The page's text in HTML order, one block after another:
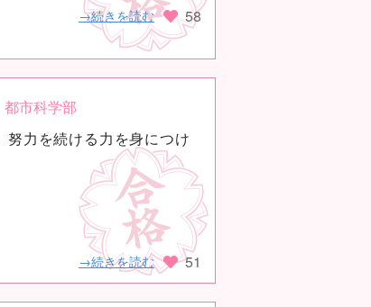
→続きを読む
58
都市科学部
努力を続ける力を身につけ
→続きを読む
51